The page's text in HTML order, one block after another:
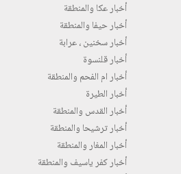
أخبار عكا والمنطقة
أخبار حيفا والمنطقة
أخبار سخنين ، عرابة
أخبار قلنسوة
أخبار ام الفحم والمنطقة
أخبار الطيرة
أخبار القدس والمنطقة
أخبار ترشيحا والمنطقة
أخبار المغار والمنطقة
أخبار كفر ياسيف والمنطقة